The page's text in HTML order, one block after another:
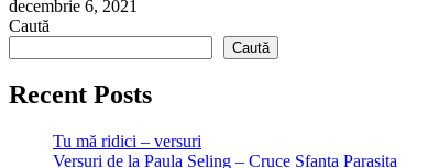
decembrie 6, 2021
Caută
Caută
Recent Posts
Tu mă ridici – versuri
Versuri de la Paula Seling – Cruce Sfanta Parasita